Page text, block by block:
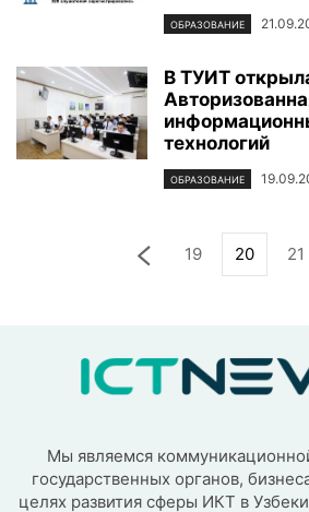
ОБРАЗОВАНИЕ
В ТУИТ
технологий
ОБРАЗОВАНИЕ
19 20 21
Мы являемся
государственных органов,
целях развития сферы ИКТ в